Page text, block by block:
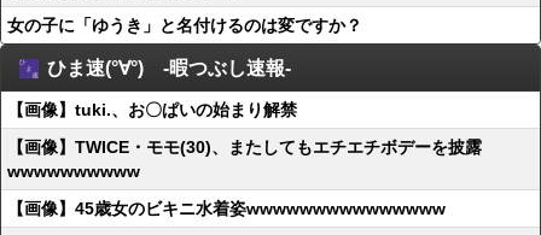
女の子に「ゆうき」と名付けるのは変ですか？
ひま速(°∀°) -暇つぶし速報-
【画像】tuki.、お〇ぱいの始まり解禁
【画像】TWICE・モモ(30)、またしてもエチエチボデーを披露
wwwwwwwwww
【画像】45歳女のビキニ水着姿wwwwwwwwwwwwwww